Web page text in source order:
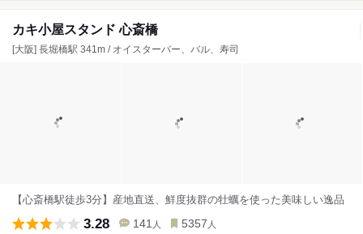
カキ小屋スタンド 心斎橋
[大阪] 長堀橋駅 341m / オイスターバー、バル、寿司
【心斎橋駅徒歩3分】産地直送、鮮度抜群の牡蠣を使った美味しい逸品
3.28 141 人 5357 人